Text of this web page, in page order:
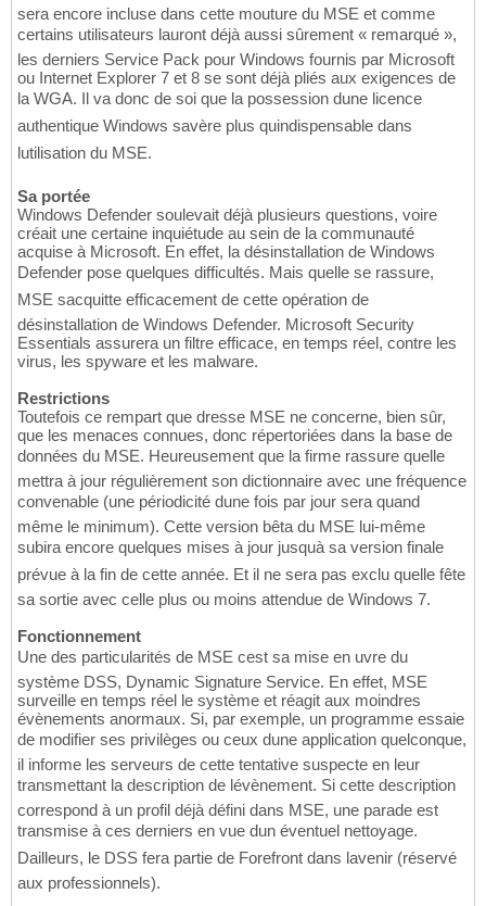
sera encore incluse dans cette mouture du MSE et comme
certains utilisateurs lauront déjà aussi sûrement « remarqué »,
les derniers Service Pack pour Windows fournis par Microsoft
ou Internet Explorer 7 et 8 se sont déjà pliés aux exigences de
la WGA. Il va donc de soi que la possession dune licence
authentique Windows savère plus quindispensable dans
lutilisation du MSE.
Sa portée
Windows Defender soulevait déjà plusieurs questions, voire
créait une certaine inquiétude au sein de la communauté
acquise à Microsoft. En effet, la désinstallation de Windows
Defender pose quelques difficultés. Mais quelle se rassure,
MSE sacquitte efficacement de cette opération de
désinstallation de Windows Defender. Microsoft Security
Essentials assurera un filtre efficace, en temps réel, contre les
virus, les spyware et les malware.
Restrictions
Toutefois ce rempart que dresse MSE ne concerne, bien sûr,
que les menaces connues, donc répertoriées dans la base de
données du MSE. Heureusement que la firme rassure quelle
mettra à jour régulièrement son dictionnaire avec une fréquence
convenable (une périodicité dune fois par jour sera quand
même le minimum). Cette version bêta du MSE lui-même
subira encore quelques mises à jour jusquà sa version finale
prévue à la fin de cette année. Et il ne sera pas exclu quelle fête
sa sortie avec celle plus ou moins attendue de Windows 7.
Fonctionnement
Une des particularités de MSE cest sa mise en uvre du
système DSS, Dynamic Signature Service. En effet, MSE
surveille en temps réel le système et réagit aux moindres
évènements anormaux. Si, par exemple, un programme essaie
de modifier ses privilèges ou ceux dune application quelconque,
il informe les serveurs de cette tentative suspecte en leur
transmettant la description de lévènement. Si cette description
correspond à un profil déjà défini dans MSE, une parade est
transmise à ces derniers en vue dun éventuel nettoyage.
Dailleurs, le DSS fera partie de Forefront dans lavenir (réservé
aux professionnels).